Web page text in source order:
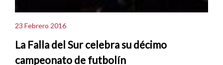
23 Febrero 2016
La Falla del Sur celebra su décimo
campeonato de futbolín